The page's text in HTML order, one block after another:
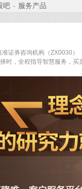
吧 - 服务产品
证券咨询机构（ZX0030）
时，全程指导智慧服务，买